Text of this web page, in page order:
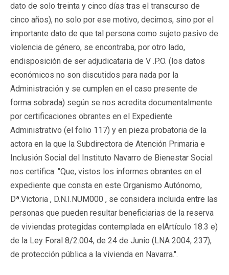
dato de solo treinta y cinco días tras el transcurso de
cinco años), no solo por ese motivo, decimos, sino por el
importante dato de que tal persona como sujeto pasivo de
violencia de género, se encontraba, por otro lado,
endisposición de ser adjudicataria de V .P.O. (los datos
económicos no son discutidos para nada por la
Administración y se cumplen en el caso presente de
forma sobrada) según se nos acredita documentalmente
por certificaciones obrantes en el Expediente
Administrativo (el folio 117) y en pieza probatoria de la
actora en la que la Subdirectora de Atención Primaria e
Inclusión Social del Instituto Navarro de Bienestar Social
nos certifica: "Que, vistos los informes obrantes en el
expediente que consta en este Organismo Autónomo,
Dª.Victoria , D.N.I.NUM000 , se considera incluida entre las
personas que pueden resultar beneficiarias de la reserva
de viviendas protegidas contemplada en elArtículo 18.3 e)
de la Ley Foral 8/2.004, de 24 de Junio (LNA 2004, 237),
de protección pública a la vivienda en Navarra.".